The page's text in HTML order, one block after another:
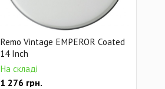
Remo Vintage EMPEROR Coated
14 Inch
На складі
1 276 грн.